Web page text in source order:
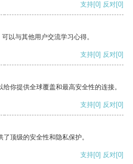
支持[0] 反对[0]
以与其他用户交流学习心得。
支持[0] 反对[0]
你提供全球覆盖和最高安全性的连接。
支持[0] 反对[0]
顶级的安全性和隐私保护。
支持[0] 反对[0]